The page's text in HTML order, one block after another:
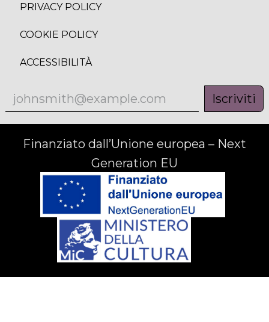
PRIVACY POLICY
COOKIE POLICY
ACCESSIBILITÀ
Iscriviti
Finanziato dall’Unione europea – Next
Generation EU